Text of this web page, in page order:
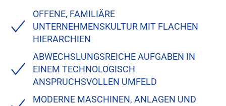
OFFENE, FAMILIÄRE
UNTERNEHMENSKULTUR MIT FLACHEN
HIERARCHIEN
ABWECHSLUNGSREICHE AUFGABEN IN
EINEM TECHNOLOGISCH
ANSPRUCHSVOLLEN UMFELD
MODERNE MASCHINEN, ANLAGEN UND